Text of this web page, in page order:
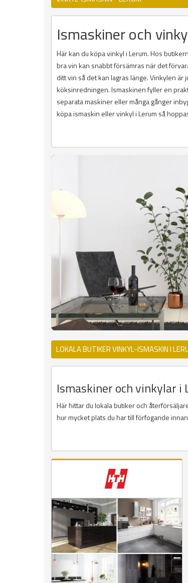
Ismaskiner och
Här kan du köpa vinkyl i Lerum. Hos
bra vin kan snabbt försämras när det
ditt vin så det kan lagras länge. Vinkylen
köksinredningen. Ismaskinen fyller en
separata maskiner eller många gånger
köpa ismaskin eller vinkyl i Lerum så
LOKALA BUTIKER VINKYL-ISMASKIN I
Ismaskiner och vinkylar i
Här hittar du lokala butiker och
hur mycket plats du har till förfogande